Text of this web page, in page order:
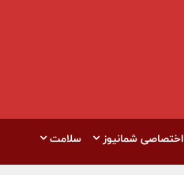
اختصاصی شمانیوز سلامت